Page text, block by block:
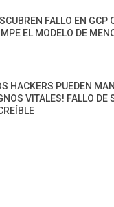
FALLO EN GCP
EL MODELO DE
HACKERS PUEDEN
VITALES! FALLO DE